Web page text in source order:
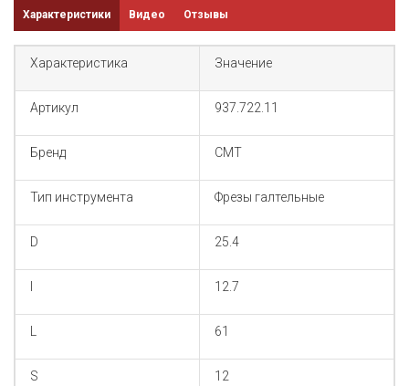
Характеристики Видео Отзывы
Характеристика Значение
Артикул 937.722.11
Бренд CMT
Тип инструмента Фрезы галтельные
D 25.4
12.7
L 61
S 12